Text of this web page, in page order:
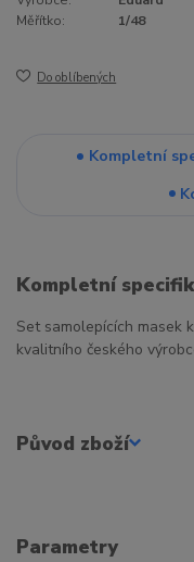
Měřítko:
1/48
Do oblíbených
Kompletní
Kompletní
Set samolepících masek
kvalitního českého
Původ zboží
Parametry